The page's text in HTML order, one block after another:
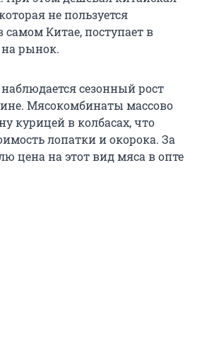
не пользуется
Китае, поступает в
рынок.
сезонный рост
Мясокомбинаты массово
курицей в колбасах, что
лопатки и окорока. За
цена на этот вид мяса в опте